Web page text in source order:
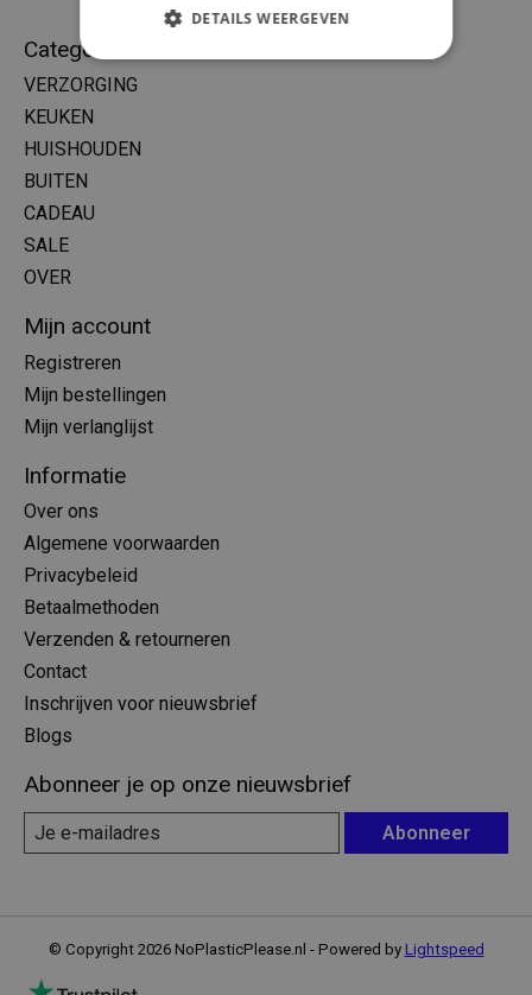
Categorieën
VERZORGING
KEUKEN
HUISHOUDEN
BUITEN
CADEAU
SALE
OVER
Mijn account
Registreren
Mijn bestellingen
Mijn verlanglijst
Informatie
Over ons
Algemene voorwaarden
Privacybeleid
Betaalmethoden
Verzenden & retourneren
Contact
Inschrijven voor nieuwsbrief
Blogs
Abonneer je op onze nieuwsbrief
Abonneer
© Copyright 2026 NoPlasticPlease.nl - Powered by Lightspeed
DETAILS WEERGEVEN